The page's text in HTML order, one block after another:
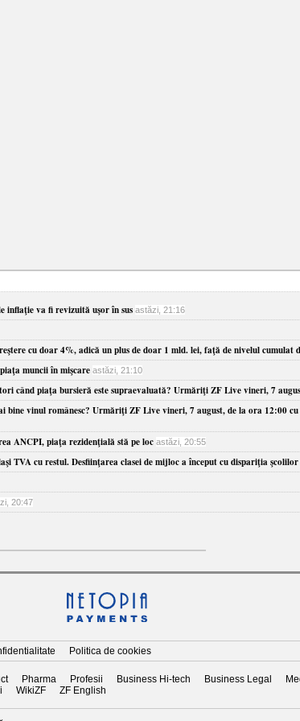
inflaţie va fi revizuită uşor în sus astăzi, 21:16
cu doar 4%, adică un plus de doar 1 mld. lei, faţă de nivelul cumulat
muncii în mişcare astăzi, 21:10
când piaţa bursieră este supraevaluată? Urmăriţi ZF Live vineri, 7
bine vinul românesc? Urmăriţi ZF Live vineri, 7 august, de la ora 12:00
ANCPI, piaţa rezidenţială stă pe loc astăzi, 20:55
TVA cu restul. Desfiinţarea clasei de mijloc a început cu dispariţia
20:47
Politica de cookies
Pharma Profesii Business Hi-tech Business Legal
WikiZF ZF English